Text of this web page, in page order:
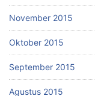
November 2015
Oktober 2015
September 2015
Agustus 2015